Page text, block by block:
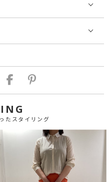
たスタイリング